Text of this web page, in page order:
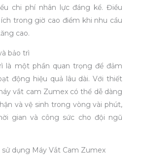
chi phí nhân lực đáng kể. Điều
trong giờ cao điểm khi nhu cầu
cao.
bảo trì
là một phần quan trọng để đảm
động hiệu quả lâu dài. Với thiết
vắt cam Zumex có thể dễ dàng
và vệ sinh trong vòng vài phút,
gian và công sức cho đội ngũ
sử dụng Máy Vắt Cam Zumex